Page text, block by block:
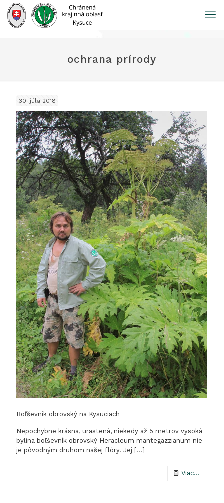
Prejsť
obsah
ochrana prírody
30. júla 2018
Boľševník obrovský na Kysuciach
Nepochybne krásna, urastená, niekedy až 5 metrov vysoká
bylina boľševník obrovský Heracleum mantegazzianum nie
je pôvodným druhom našej flóry. Jej […]
Viac...